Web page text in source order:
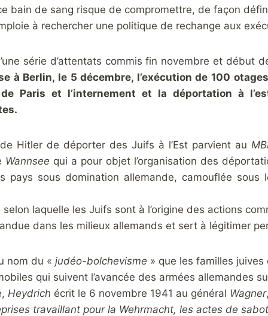
bain de sang risque de compromettre, de façon
à rechercher une politique de rechange aux
série d’attentats commis fin novembre et début
à Berlin, le 5 décembre, l’exécution de 100
Paris et l’internement et la déportation à
de Hitler de déporter des Juifs à l’Est parvient au
Wannsee qui a pour objet l’organisation des
pays sous domination allemande, camouflée
selon laquelle les Juifs sont à l’origine des actions
dans les milieux allemands et sert à légitimer
nom du « judéo-bolchevisme » que les familles
qui suivent l’avancée des armées allemandes
Heydrich écrit le 6 novembre 1941 au général Wagner
travaillant pour la Wehrmacht, les actes de